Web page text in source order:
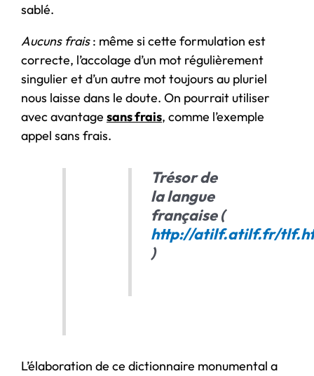
sablé.
Aucuns frais: même si cette formulation est
correcte, l’accolage d’un mot régulièrement
singulier et d’un autre mot toujours au pluriel
nous laisse dans le doute. On pourrait utiliser
avec avantage sans frais, comme l’exemple
appel sans frais.
Trésor de
la langue
française(
http://atilf.atilf.fr/
)
L’élaboration de ce dictionnaire monumental a